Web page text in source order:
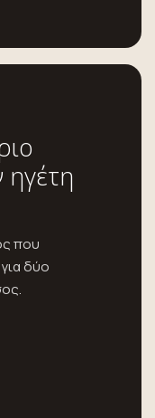
που
δύο